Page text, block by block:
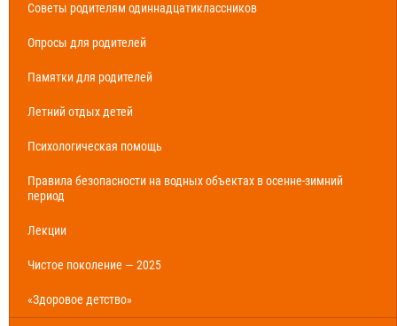
Советы родителям одиннадцатиклассников
Опросы для родителей
Памятки для родителей
Летний отдых детей
Психологическая помощь
Правила безопасности на водных объектах в осенне-зимний
период
Лекции
Чистое поколение — 2025
«Здоровое детство»